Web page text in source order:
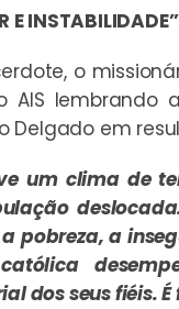
E INSTABILIDADE”
o
AIS
Delgado em
um clima de
pobreza, a
dos seus fiéis.